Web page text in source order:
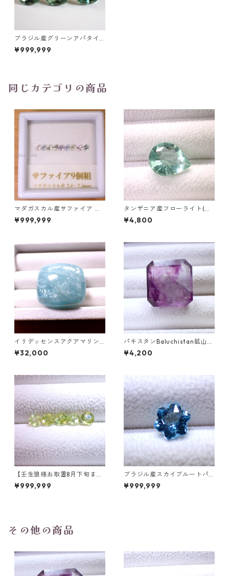
ブラジル産グリーンアパタイ
ト オーバルカットルース 0.4c
t前後 6mm*4mm前後
¥999,999
同じカテゴリの商品
マダガスカル産サファイア ル
ース 9個組 2.4～2.5mm
¥999,999
タンザニア産フローライト(蛍
光) ペアシェイプカットルース
5.46ct 13.8mm*10.8mm*7.0
¥4,800
イリデッセンスアクアマリン 1
27.5ct 32.0mm*29.0mm*15.
7mm
¥32,000
パキスタンBaluchistan鉱山産
フローライト スクエアカット
ルース 34.4ct 20 x 19.6 x 11
¥4,200
【壬生狼様お取置8月下旬ま
で】マダガスカル産スフェー
ン ラウンドカットルース 0.45
¥999,999
ブラジル産スカイブルートパ
ーズ スノーフレークカットル
ース 1.5ct 7.0mm*7.0mm*4.
¥999,999
その他の商品